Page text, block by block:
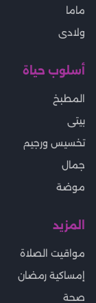
ماما
ولادى
أسلوب حياة
المطبخ
بيتى
تخسيس ورجيم
جمال
موضة
المزيد
مواقيت الصلاة
إمساكية رمضان
صحة